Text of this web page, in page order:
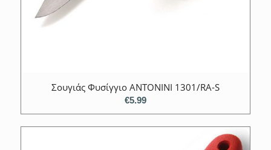
Σουγιάς Φυσίγγιο ANTONINI 1301/RΑ-S
€5.99